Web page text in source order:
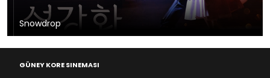
Snowdrop
GÜNEY KORE SINEMASI